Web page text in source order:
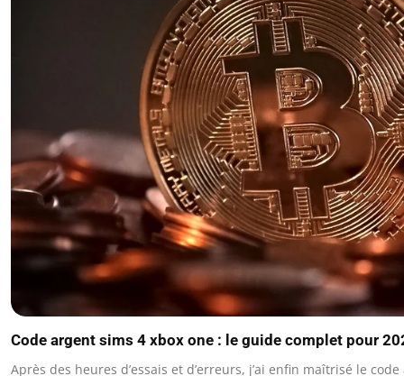
Code argent sims 4 xbox one : le guide complet pour
Après des heures d’essais et d’erreurs, j’ai enfin maîtrisé le